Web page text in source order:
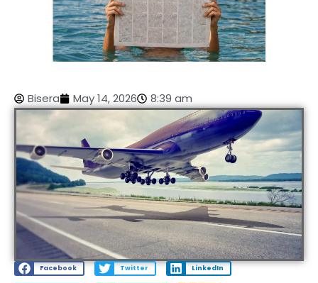
Bisera May 14, 2026 8:39 am
Facebook Twitter LinkedIn